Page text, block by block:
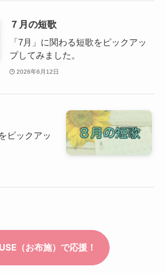
７月の短歌
「7月」に関わる短歌をピックアッ
プしてみました。
2026年6月12日
ピックアッ